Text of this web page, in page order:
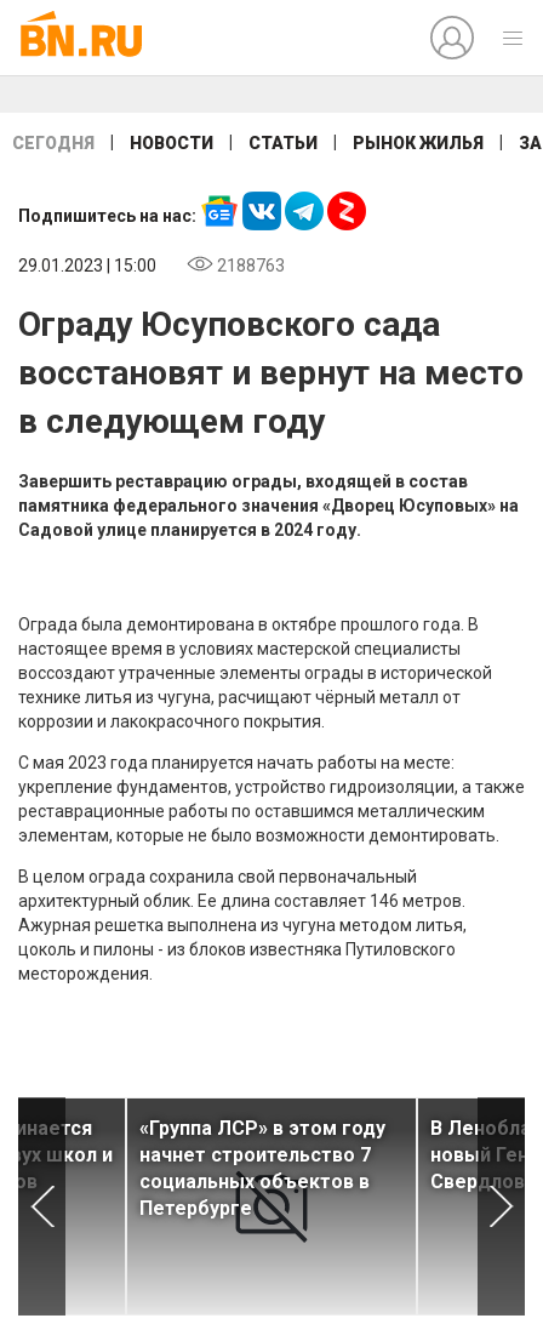
СЕГОДНЯ НОВОСТИ СТАТЬИ РЫНОК ЖИЛЬЯ
Подпишитесь на нас:
29.01.2023 | 15:00 2188763
Ограду Юсуповского сада
восстановят и вернут на место
в следующем году
Завершить реставрацию ограды, входящей в состав
памятника федерального значения «Дворец Юсуповых» на
Садовой улице планируется в 2024 году.
Ограда была демонтирована в октябре прошлого года. В
настоящее время в условиях мастерской специалисты
воссоздают утраченные элементы ограды в исторической
технике литья из чугуна, расчищают чёрный металл от
коррозии и лакокрасочного покрытия.
С мая 2023 года планируется начать работы на месте:
укрепление фундаментов, устройство гидроизоляции, а также
реставрационные работы по оставшимся металлическим
элементам, которые не было возможности демонтировать.
В целом ограда сохранила свой первоначальный
архитектурный облик. Ее длина составляет 146 метров.
Ажурная решетка выполнена из чугуна методом литья,
цоколь и пилоны - из блоков известняка Путиловского
месторождения.
школ и
«Группа ЛСР» в этом году
начнет строительство 7
социальных объектов в
Петербурге
В
новый